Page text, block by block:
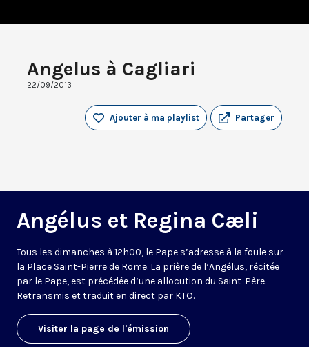
Angelus à Cagliari
22/09/2013
Partager
Ajouter à ma playlist
Angélus et Regina Cæli
Tous les dimanches à 12h00, le Pape s’adresse à la foule sur
la Place Saint-Pierre de Rome. La prière de l’Angélus, récitée
par le Pape, est précédée d’une allocution du Saint-Père.
Retransmis et traduit en direct par KTO.
Visiter la page de l'émission